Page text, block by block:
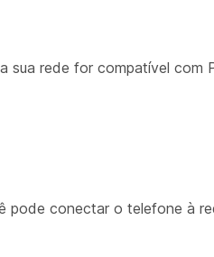
sua rede for compatível com
pode conectar o telefone à